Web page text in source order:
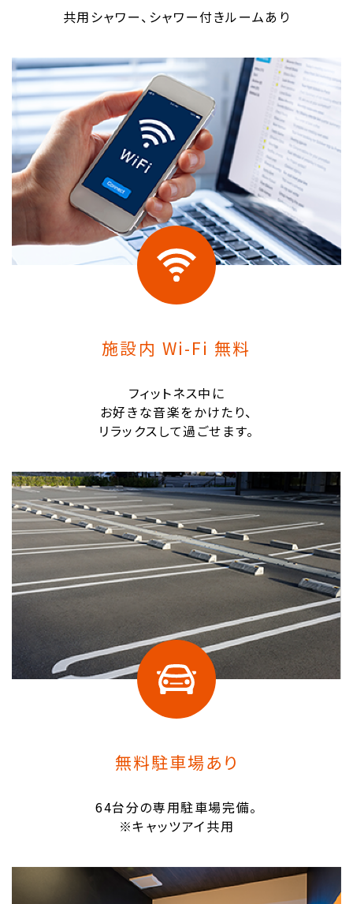
共用シャワー、シャワー付きルームあり
施設内 Wi-Fi 無料
フィットネス中に
お好きな音楽をかけたり、
リラックスして過ごせます。
無料駐車場あり
64台分の専用駐車場完備。
※キャッツアイ共用